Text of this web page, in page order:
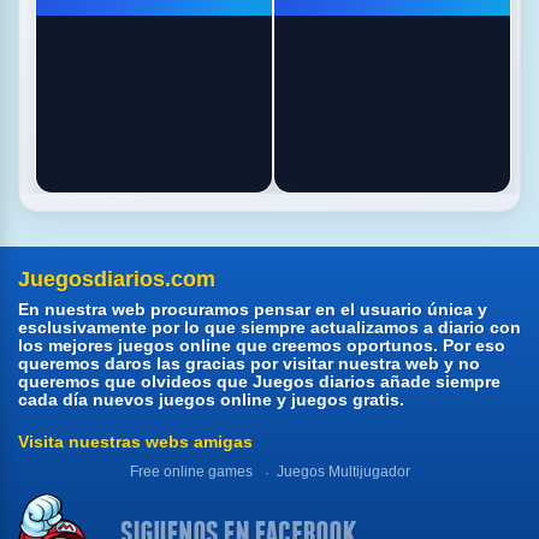
Juegosdiarios.com
En nuestra web procuramos pensar en el usuario única y
esclusivamente por lo que siempre actualizamos a diario con
los mejores juegos online que creemos oportunos. Por eso
queremos daros las gracias por visitar nuestra web y no
queremos que olvideos que Juegos diarios añade siempre
cada día nuevos juegos online y juegos gratis.
Visita nuestras webs amigas
Free online games Juegos Multijugador